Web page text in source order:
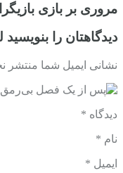
مروری بر بازی
دیدگاهتان را بنویسید
نشانی ایمیل شما منتشر
دیدگاه *
نام *
ایمیل *